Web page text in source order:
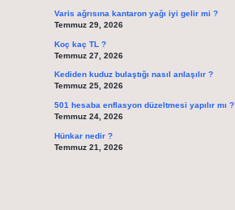
Varis ağrısına kantaron yağı iyi gelir mi ?
Temmuz 29, 2026
Koç kaç TL ?
Temmuz 27, 2026
Kediden kuduz bulaştığı nasıl anlaşılır ?
Temmuz 25, 2026
501 hesaba enflasyon düzeltmesi yapılır mı ?
Temmuz 24, 2026
Hünkar nedir ?
Temmuz 21, 2026